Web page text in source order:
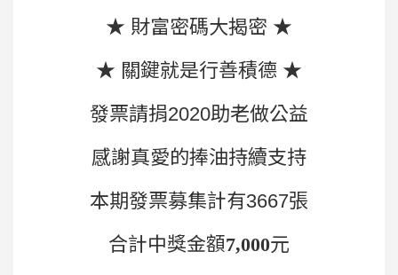
★ 財富密碼大揭密 ★
★ 關鍵就是行善積德 ★
發票請捐2020助老做公益
感謝真愛的捧油持續支持
本期發票募集計有3667張
合計中獎金額7,000元